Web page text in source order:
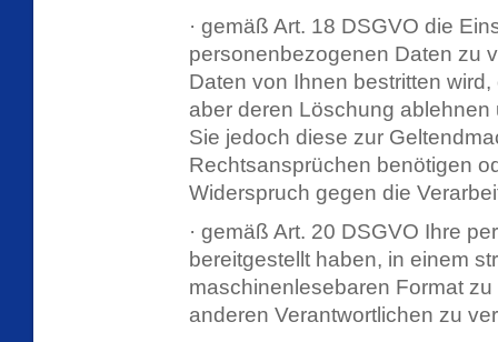
· gemäß Art. 18 DSGVO die
personenbezogenen Daten zu
Daten von Ihnen bestritten
aber deren Löschung
Sie jedoch diese zur
Rechtsansprüchen benötigen
Widerspruch gegen die
· gemäß Art. 20 DSGVO Ihre
bereitgestellt haben, in einem
maschinenlesebaren Format
anderen Verantwortlichen zu